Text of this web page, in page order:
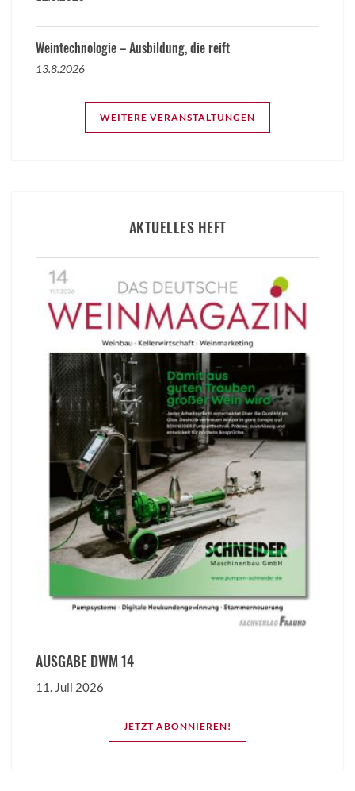
Weintechnologie – Ausbildung, die reift
13.8.2026
WEITERE VERANSTALTUNGEN
AKTUELLES HEFT
AUSGABE DWM 14
11. Juli 2026
JETZT ABONNIEREN!